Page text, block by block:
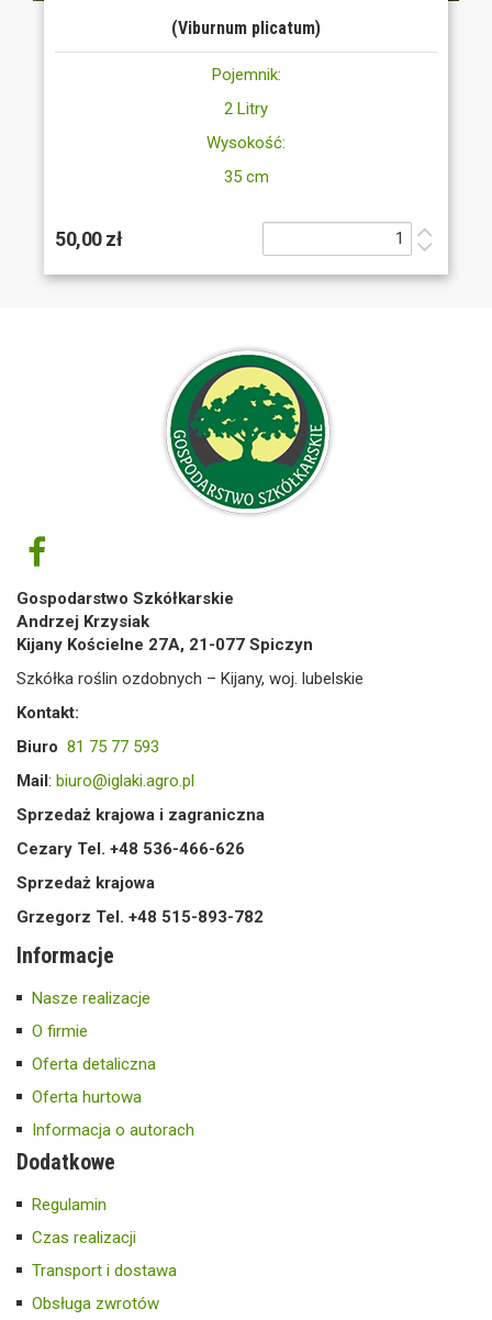
(Viburnum plicatum)
Pojemnik:
2 Litry
Wysokość:
35 cm
50,00 zł
Gospodarstwo Szkółkarskie
Andrzej Krzysiak
Kijany Kościelne 27A, 21-077 Spiczyn
Szkółka roślin ozdobnych – Kijany, woj. lubelskie
Kontakt:
Biuro 81 75 77 593
Mail: biuro@iglaki.agro.pl
Sprzedaż krajowa i zagraniczna
Cezary Tel. +48 536-466-626
Sprzedaż krajowa
Grzegorz Tel. +48 515-893-782
Informacje
Nasze realizacje
O firmie
Oferta detaliczna
Oferta hurtowa
Informacja o autorach
Dodatkowe
Regulamin
Czas realizacji
Transport i dostawa
Obsługa zwrotów